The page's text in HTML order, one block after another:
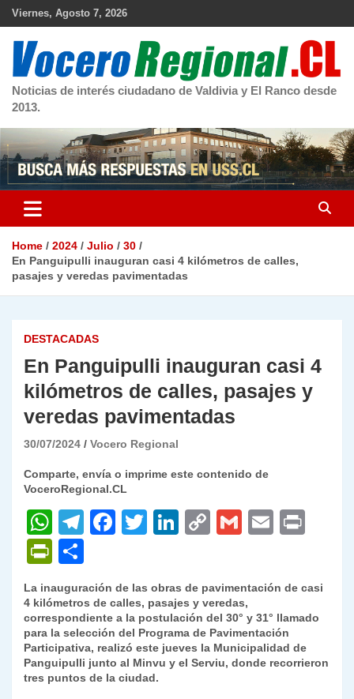
Skip
Viernes, Agosto 7, 2026
Noticias de interés ciudadano de Valdivia y El Ranco desde
2013.
Home 2024 Julio
30
En Panguipulli inauguran casi 4 kilómetros de calles,
pasajes y veredas pavimentadas
DESTACADAS
En Panguipulli inauguran casi 4
kilómetros de calles, pasajes y
veredas pavimentadas
30/07/2024 Vocero Regional
Comparte, envía o imprime este contenido de
VoceroRegional.CL
W
h
at
s
A
p
p
T
gr
a
m
F
e
b
o
o
T
er
Li
e
dI
n
C
y
Li
n
k
G
l
E
l
P
nt
Fr
ie
n
o
m
p
ar
tir
La inauguración de las obras de pavimentación de casi
4 kilómetros de calles, pasajes y veredas,
correspondiente a la postulación del 30° y 31° llamado
para la selección del Programa de Pavimentación
Participativa, realizó este jueves la Municipalidad de
Panguipulli junto al Minvu y el Serviu, donde recorrieron
tres puntos de la ciudad.